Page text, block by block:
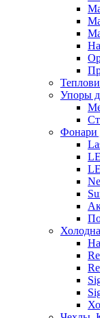
Упоры
Фонари